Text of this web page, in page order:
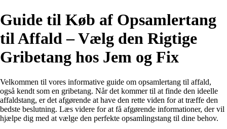
Guide til Køb af Opsamlertang
til Affald – Vælg den Rigtige
Gribetang hos Jem og Fix
Velkommen til vores informative guide om opsamlertang til affald,
også kendt som en gribetang. Når det kommer til at finde den ideelle
affaldstang, er det afgørende at have den rette viden for at træffe den
bedste beslutning. Læs videre for at få afgørende informationer, der vil
hjælpe dig med at vælge den perfekte opsamlingstang til dine behov.